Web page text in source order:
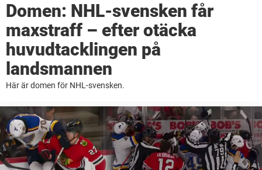
Domen: NHL-svensken får
maxstraff – efter otäcka
huvudtacklingen på
landsmannen
Här är domen för NHL-svensken.